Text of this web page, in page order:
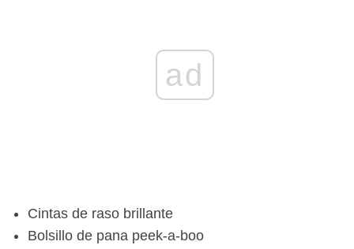
ad
Cintas de raso brillante
Bolsillo de pana peek-a-boo